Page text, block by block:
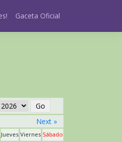
Gaceta Oficial
Next »
Jueves Viernes Sábado